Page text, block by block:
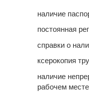
наличие
постоянная
справки о
ксерокопия
наличие
рабочем